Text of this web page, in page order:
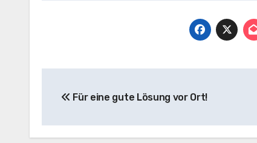
Für eine gute Lösung vor Ort!